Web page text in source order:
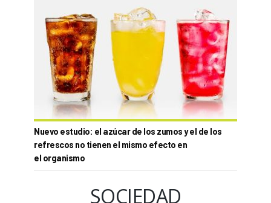
Nuevo estudio: el azúcar de los zumos y el de los
refrescos no tienen el mismo efecto en
el organismo
SOCIEDAD